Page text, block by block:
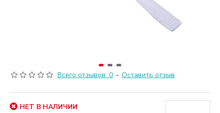
Всего отзывов: 0 - Оставить отзыв
НЕТ В НАЛИЧИИ